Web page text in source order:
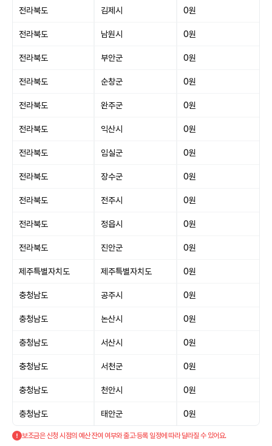
전라북도 김제시 0원
전라북도 남원시 0원
전라북도 부안군 0원
전라북도 순창군 0원
전라북도 완주군 0원
전라북도 익산시 0원
전라북도 임실군 0원
전라북도 장수군 0원
전라북도 전주시 0원
전라북도 정읍시 0원
전라북도 진안군 0원
제주특별자치도 제주특별자치도 0원
충청남도 공주시 0원
충청남도 논산시 0원
충청남도 서산시 0원
충청남도 서천군 0원
충청남도 천안시 0원
충청남도 태안군 0원
보조금은 신청 시점의 예산 잔여 여부와 출고·등록 일정에 따라 달라질 수 있어요.